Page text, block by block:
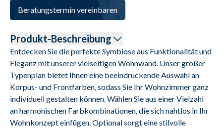
Beratungstermin vereinbaren
Produkt-Beschreibung
Entdecken Sie die perfekte Symbiose aus Funktionalität und
Eleganz mit unserer vielseitigen Wohnwand. Unser großer
Typenplan bietet Ihnen eine beeindruckende Auswahl an
Korpus- und Frontfarben, sodass Sie Ihr Wohnzimmer ganz
individuell gestalten können. Wählen Sie aus einer Vielzahl
an harmonischen Farbkombinationen, die sich nahtlos in Ihr
Wohnkonzept einfügen. Optional sorgt eine stilvolle